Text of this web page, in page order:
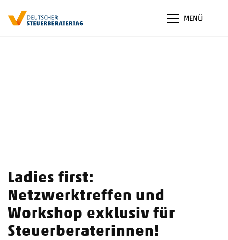
MENÜ
Ladies first:
Netzwerktreffen und
Workshop exklusiv für
Steuerberaterinnen!